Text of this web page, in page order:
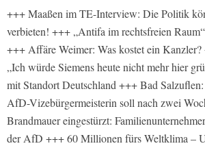
+++ Maaßen im TE-Interview: Die Politik
verbieten! +++ „Antifa im rechtsfreien
+++ Affäre Weimer: Was kostet ein
„Ich würde Siemens heute nicht mehr hier
mit Standort Deutschland +++ Bad
AfD-Vizebürgermeisterin soll nach zwei
Brandmauer eingestürzt:
der AfD +++ 60 Millionen fürs Weltklima –